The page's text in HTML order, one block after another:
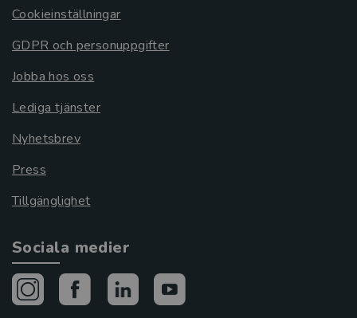
Cookieinställningar
GDPR och personuppgifter
Jobba hos oss
Lediga tjänster
Nyhetsbrev
Press
Tillgänglighet
Sociala medier